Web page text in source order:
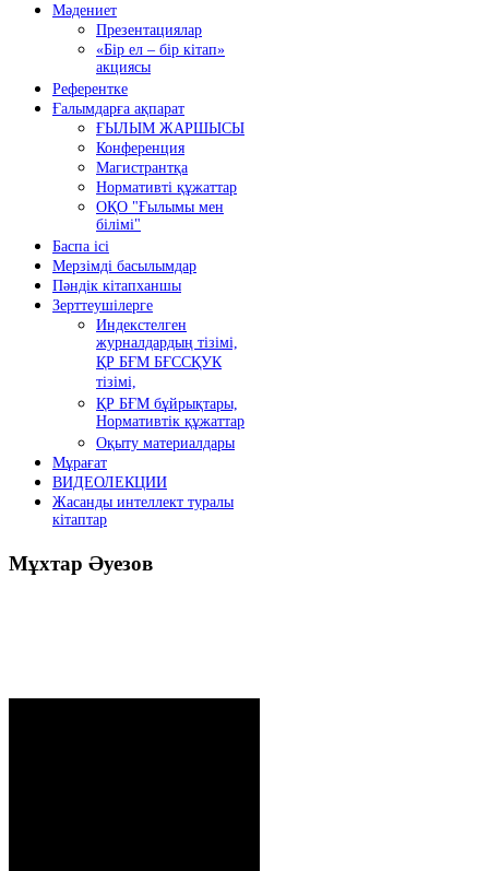
Мәдениет
Презентациялар
«Бір ел – бір кітап»
акциясы
Референтке
Ғалымдарға ақпарат
ҒЫЛЫМ ЖАРШЫСЫ
Конференция
Магистрантқа
Нормативті құжаттар
ОҚО "Ғылымы мен
білімі"
Баспа ісі
Мерзімді басылымдар
Пәндік кітапханшы
Зерттеушілерге
Индекстелген
журналдардың тізімі,
ҚР БҒМ БҒССҚУК
тізімі,
ҚР БҒМ бұйрықтары,
Нормативтік құжаттар
Оқыту материалдары
Мұрағат
ВИДЕОЛЕКЦИИ
Жасанды интеллект туралы
кітаптар
Мұхтар Әуезов